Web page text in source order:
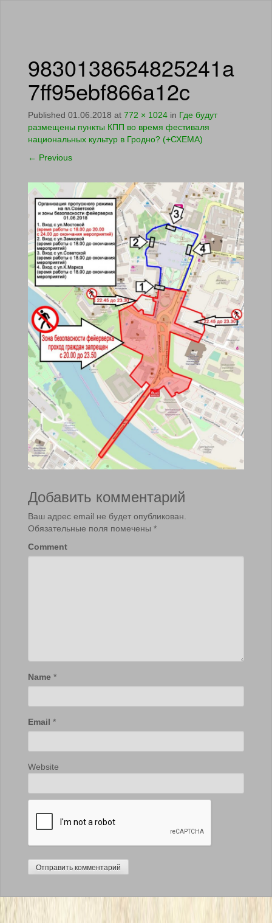
9830138654825241a
7ff95ebf866a12c
Published 01.06.2018 at 772 × 1024 in Где будут
размещены пункты КПП во время фестиваля
национальных культур в Гродно? (+СХЕМА)
← Previous
Добавить комментарий
Ваш адрес email не будет опубликован.
Обязательные поля помечены *
Comment
Name *
Email *
Website